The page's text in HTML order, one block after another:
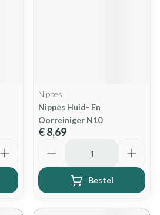
Nippes
Nippes Huid- En
Oorreiniger N10
€ 8,69
Bestel